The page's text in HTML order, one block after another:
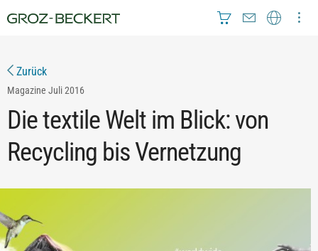
Zurück
Magazine Juli 2016
Die textile Welt im Blick: von
Recycling bis Vernetzung